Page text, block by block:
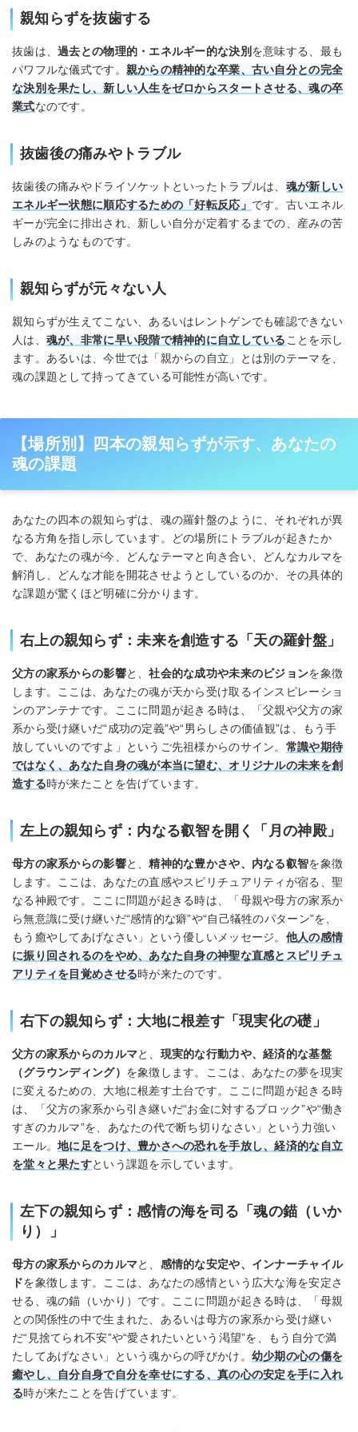
親知らずを抜歯する
抜歯は、過去との物理的・エネルギー的な決別 を意味する、最も
パワフルな儀式です。 親からの精神的な卒業、古い自分との完全
な決別を果たし、新しい人生をゼロからスタートさせる、魂の卒
業式なのです。
抜歯後の痛みやトラブル
抜歯後の痛みやドライソケットといったトラブルは、 魂が新しい
エネルギー状態に順応するための「好転反応」 です。古いエネル
ギーが完全に排出され、新しい自分が定着するまでの、産みの苦
しみのようなものです。
親知らずが元々ない人
親知らずが生えてこない、あるいはレントゲンでも確認できない
人は、 魂が、非常に早い段階で精神的に自立していることを示し
ます。あるいは、今世では「親からの自立」とは別のテーマを、
魂の課題として持ってきている可能性が高いです。
【場所別】四本の親知らずが示す、あなたの
魂の課題
あなたの四本の親知らずは、魂の羅針盤のように、それぞれが異
なる方角を指し示しています。どの場所にトラブルが起きたか
で、あなたの魂が今、どんなテーマと向き合い、どんなカルマを
解消し、どんな才能を開花させようとしているのか、その具体的
な課題が驚くほど明確に分かります。
右上の親知らず：未来を創造する「天の羅針盤」
父方の家系からの影響と、社会的な成功や未来のビジョンを象徴
します。ここは、あなたの魂が天から受け取るインスピレーショ
ンのアンテナです。ここに問題が起きる時は、「父親や父方の家
系から受け継いだ“成功の定義”や“男らしさの価値観”は、もう手
放していいのですよ」というご先祖様からのサイン。 常識や期待
ではなく、あなた自身の魂が本当に望む、オリジナルの未来を創
造する時が来たことを告げています。
左上の親知らず：内なる叡智を開く「月の神殿」
母方の家系からの影響と、精神的な豊かさや、内なる叡智を象徴
します。ここは、あなたの直感やスピリチュアリティが宿る、聖
なる神殿です。ここに問題が起きる時は、「母親や母方の家系か
ら無意識に受け継いだ“感情的な癖”や“自己犠牲のパターン”を、
もう癒やしてあげなさい」という優しいメッセージ。 他人の感情
に振り回されるのをやめ、あなた自身の神聖な直感とスピリチュ
アリティを目覚めさせる時が来たのです。
右下の親知らず：大地に根差す「現実化の礎」
父方の家系からのカルマと、 現実的な行動力や、経済的な基盤
（グラウンディング） を象徴します。ここは、あなたの夢を現実
に変えるための、大地に根差す土台です。ここに問題が起きる時
は、「父方の家系から引き継いだ“お金に対するブロック”や“働き
すぎのカルマ”を、あなたの代で断ち切りなさい」という力強い
エール。地に足をつけ、豊かさへの恐れを手放し、経済的な自立
を堂々と果たすという課題を示しています。
左下の親知らず：感情の海を司る「魂の錨（いか
り）」
母方の家系からのカルマと、 感情的な安定や、インナーチャイル
ドを象徴します。ここは、あなたの感情という広大な海を安定さ
せる、魂の錨（いかり）です。ここに問題が起きる時は、「母親
との関係性の中で生まれた、あるいは母方の家系から受け継い
だ“見捨てられ不安”や“愛されたいという渇望”を、もう自分で満
たしてあげなさい」という魂からの呼びかけ。 幼少期の心の傷を
癒やし、自分自身で自分を幸せにする、真の心の安定を手に入れ
る時が来たことを告げています。